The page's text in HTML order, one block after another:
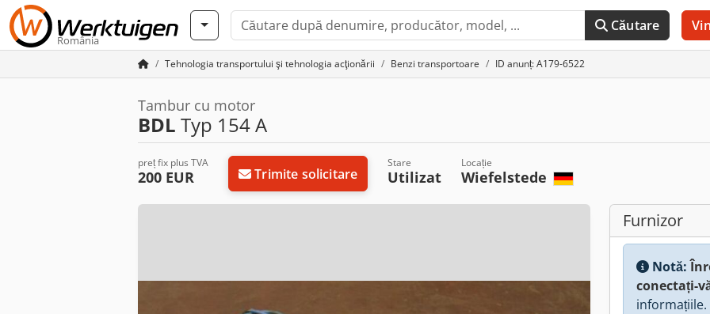
România
Căutare
Tehnologia transportului şi tehnologia acţionării Benzi transportoare ID anunț: A179-6522
Tambur cu motor
BDL Typ 154 A
preț fix plus TVA
200 EUR Trimite solicitare
Stare
Utilizat
Locație
Wiefelstede
Furnizor
Notă:
conectați-
informațiile.